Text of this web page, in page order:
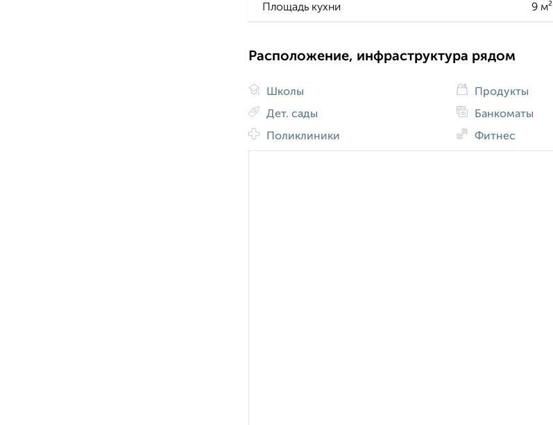
Площадь кухни 9 м²
Расположение, инфраструктура рядом
Школы
Дет. сады
Поликлиники
Продукты
Банкоматы
Фитнес